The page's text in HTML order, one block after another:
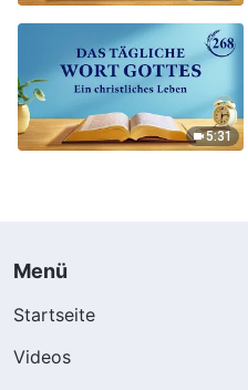
5:31
Menü
Startseite
Videos